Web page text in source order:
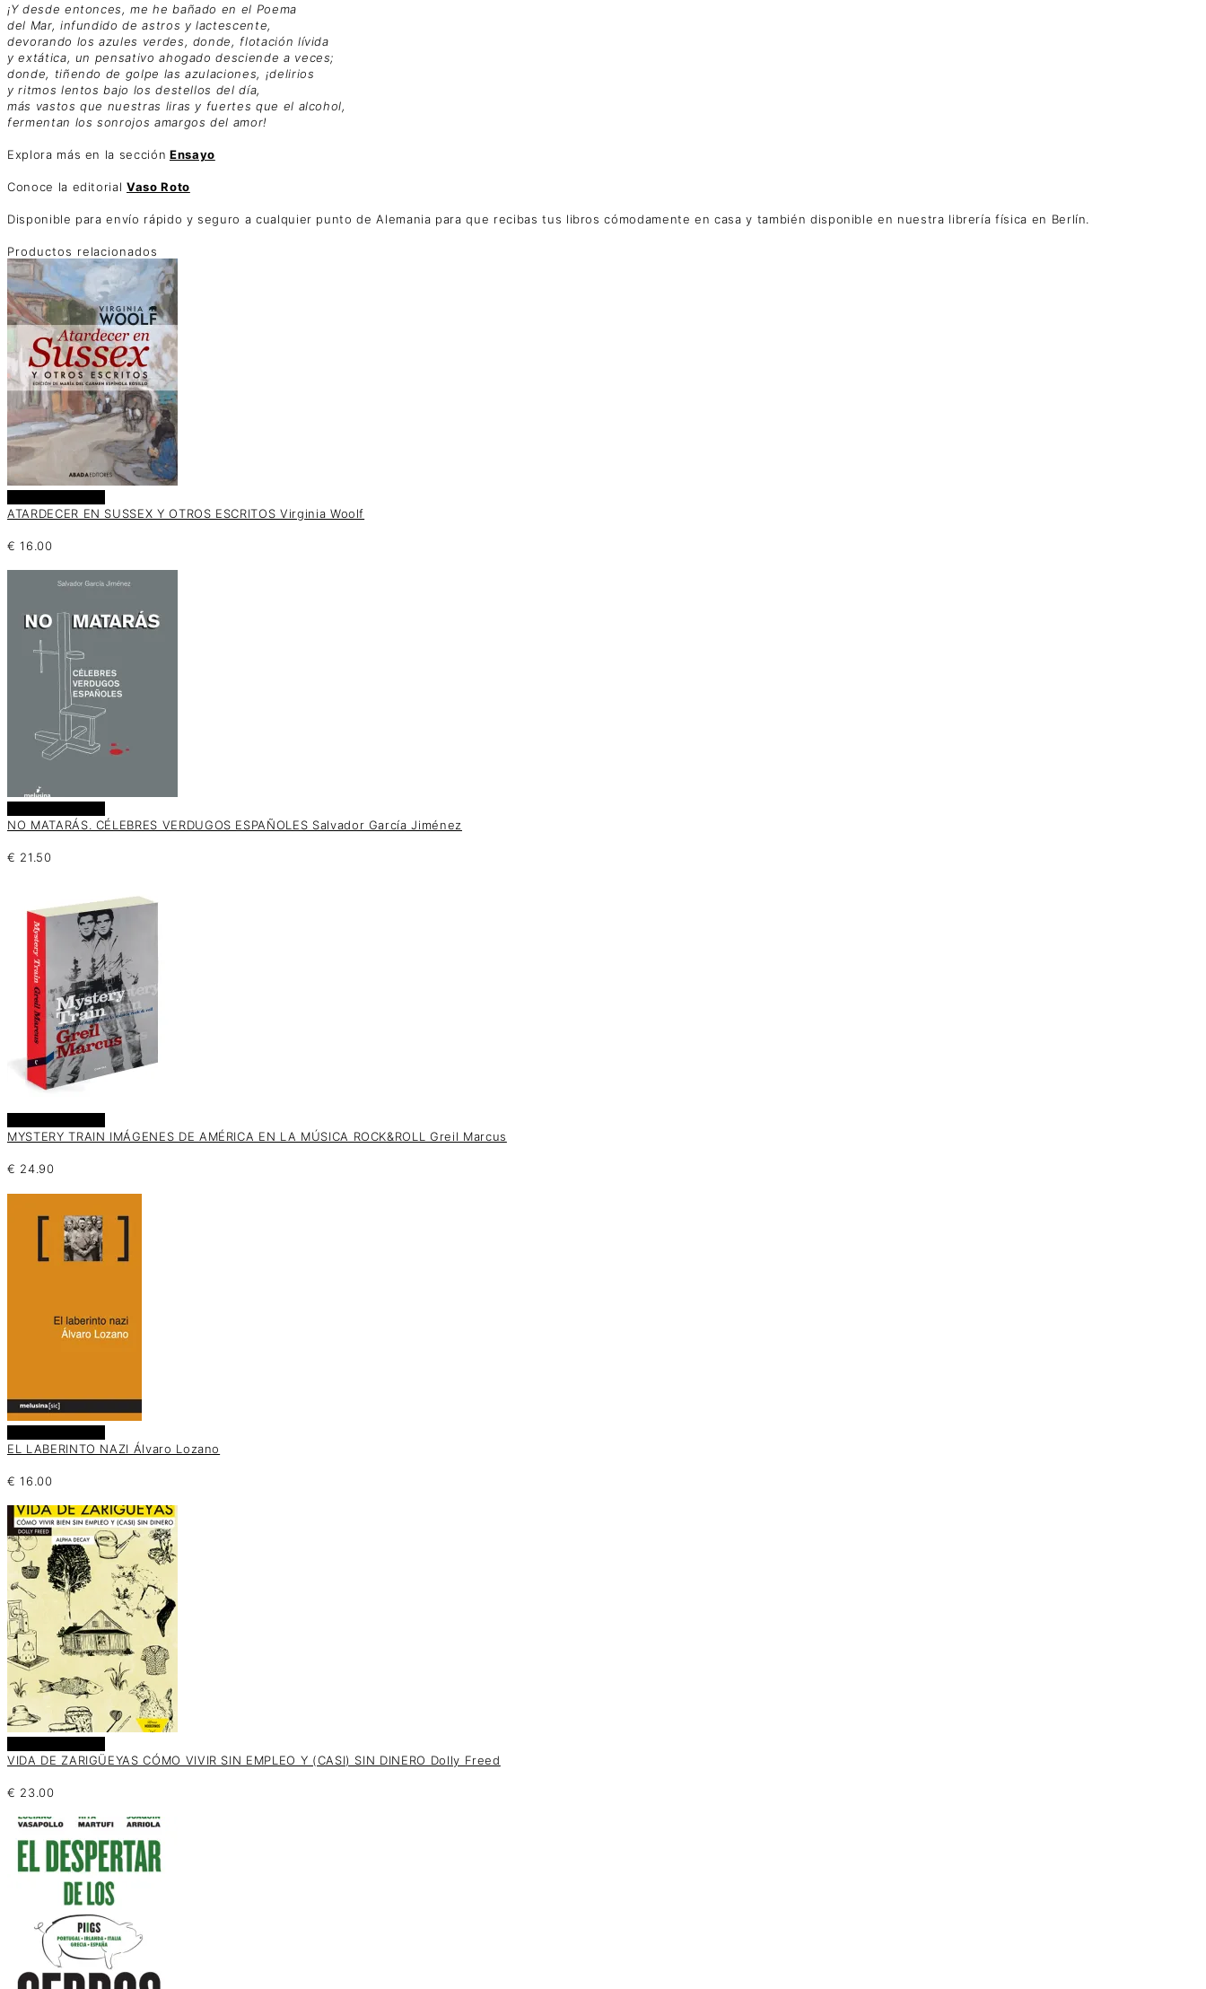
¡Y desde entonces, me he bañado en el Poema
del Mar, infundido de astros y lactescente,
devorando los azules verdes, donde, flotación lívida
y extática, un pensativo ahogado desciende a veces;
donde, tiñendo de golpe las azulaciones, ¡delirios
y ritmos lentos bajo los destellos del día,
más vastos que nuestras liras y fuertes que el alcohol,
fermentan los sonrojos amargos del amor!
Explora más en la sección Ensayo
Conoce la editorial Vaso Roto
Disponible para envío rápido y seguro a cualquier punto de Alemania para que recibas tus libros cómodamente en casa y también disponible en nuestra librería física en Berlín.
Productos relacionados
ATARDECER EN SUSSEX Y OTROS ESCRITOS Virginia Woolf
€ 16.00
NO MATARÁS. CÉLEBRES VERDUGOS ESPAÑOLES Salvador García Jiménez
€ 21.50
MYSTERY TRAIN IMÁGENES DE AMÉRICA EN LA MÚSICA ROCK&ROLL Greil Marcus
€ 24.90
EL LABERINTO NAZI Álvaro Lozano
€ 16.00
VIDA DE ZARIGÜEYAS CÓMO VIVIR SIN EMPLEO Y (CASI) SIN DINERO Dolly Freed
€ 23.00